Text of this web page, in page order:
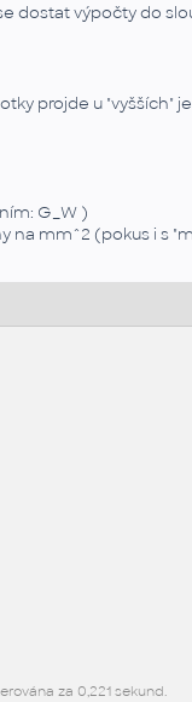
dostat výpočty do
projde u
G_W )
mm^2 (pokus i s
za 0,221 sekund.